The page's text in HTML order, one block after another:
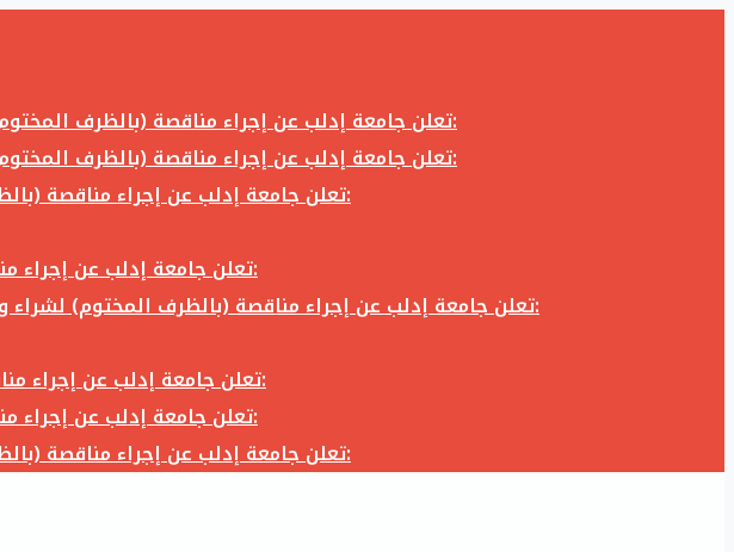
تعلن جامعة إدلب عن إجراء مناقصة (بالظرف المختوم) لشراء وتوريد كاميرا تصوير وعدسة كاميرا لزوم المكتب الإعلامي في جامعة إدلب وفق الآتي:
تعلن جامعة إدلب عن إجراء مناقصة (بالظرف المختوم) لشراء وتوريد كاميرا تصوير وعدسة كاميرا لزوم المكتب الإعلامي في جامعة إدلب وفق الآتي:
تعلن جامعة إدلب عن إجراء مناقصة (بالظرف المختوم) لأعمال تجهيز مخبر الدراسات العليا في كلية العلوم في جامعة ادلب وفق الآتي:
تعلن جامعة إدلب عن إجراء مناقصة (بالظرف المختوم) لشراء وتوريد أثاث مكاتب لزوم مكاتب وقاعات جامعة إدلب وفق الآتي:
تعلن جامعة إدلب عن إجراء مناقصة (بالظرف المختوم) لشراء وتوريد زجاجيات ومواد مخبرية لزوم مخابر جامعة إدلب وفق الكميات والمواصفات المحددة أدناه:
تعلن جامعة إدلب عن إجراء مناقصة (بالظرف المختوم) لأعمال بناء طابق في مبنى رئاسة الجامعة في جامعة ادلب وفق الآتي:
تعلن جامعة إدلب عن إجراء مناقصة (بالظرف المختوم) لشراء وتوريد أثاث مكاتب لزوم مكاتب وقاعات جامعة إدلب وفق الآتي:
تعلن جامعة إدلب عن إجراء مناقصة (بالظرف المختوم) لأعمال تجهيز مخبر الدراسات العليا في كلية العلوم في جامعة ادلب وفق الآتي: